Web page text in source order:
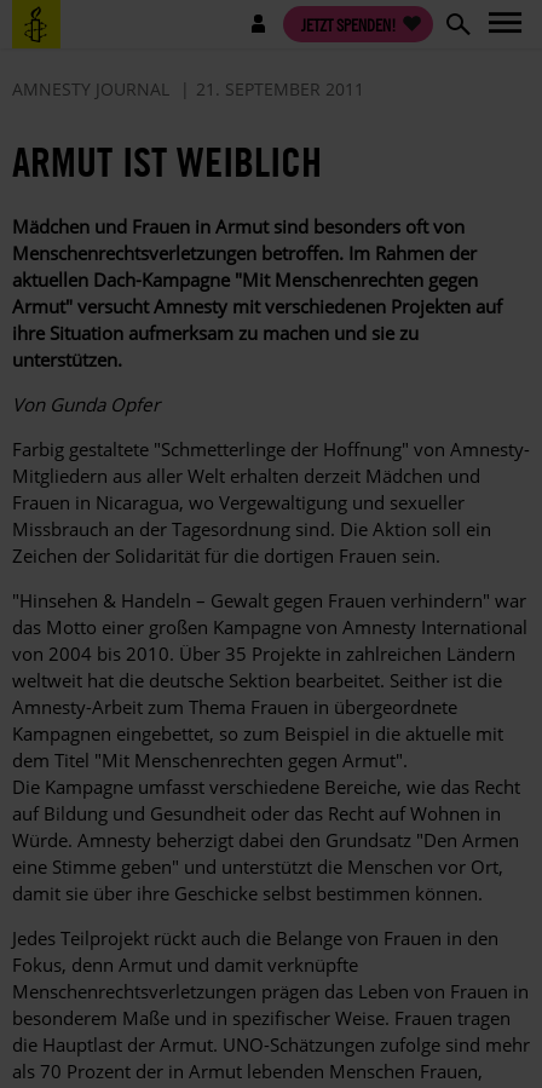
Direkt
zum
Benutzermenü JETZT SPENDEN!
AMNESTY JOURNAL 21. SEPTEMBER 2011
ARMUT IST WEIBLICH
Mädchen und Frauen in Armut sind besonders oft von
Menschenrechtsverletzungen betroffen. Im Rahmen der
aktuellen Dach-Kampagne "Mit Menschenrechten gegen
Armut" versucht Amnesty mit verschiedenen Projekten auf
ihre Situation aufmerksam zu machen und sie zu
unterstützen.
Von Gunda Opfer
Farbig gestaltete "Schmetterlinge der Hoffnung" von Amnesty-
Mitgliedern aus aller Welt erhalten derzeit Mädchen und
Frauen in Nicaragua, wo Vergewaltigung und sexueller
Missbrauch an der Tagesordnung sind. Die Aktion soll ein
Zeichen der Solidarität für die dortigen Frauen sein.
"Hinsehen & Handeln – Gewalt gegen Frauen verhindern" war
das Motto einer großen Kampagne von Amnesty International
von 2004 bis 2010. Über 35 Projekte in zahlreichen Ländern
weltweit hat die deutsche Sektion bearbeitet. Seither ist die
Amnesty-Arbeit zum Thema Frauen in übergeordnete
Kampagnen eingebettet, so zum Beispiel in die aktuelle mit
dem Titel "Mit Menschenrechten gegen Armut".
Die Kampagne umfasst verschiedene Bereiche, wie das Recht
auf Bildung und Gesundheit oder das Recht auf Wohnen in
Würde. Amnesty beherzigt dabei den Grundsatz "Den Armen
eine Stimme geben" und unterstützt die Menschen vor Ort,
damit sie über ihre Geschicke selbst bestimmen können.
Jedes Teilprojekt rückt auch die Belange von Frauen in den
Fokus, denn Armut und damit verknüpfte
Menschenrechtsverletzungen prägen das Leben von Frauen in
besonderem Maße und in spezifischer Weise. Frauen tragen
die Hauptlast der Armut. UNO-Schätzungen zufolge sind mehr
als 70 Prozent der in Armut lebenden Menschen Frauen,